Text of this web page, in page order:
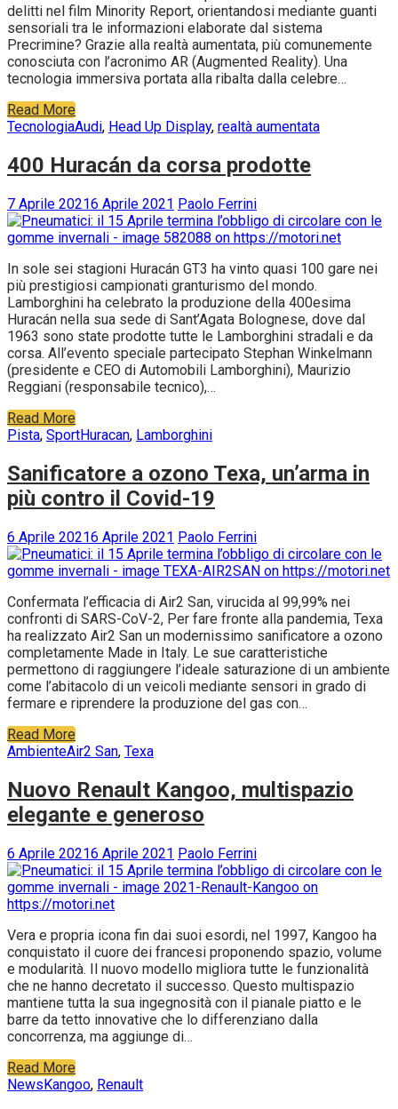
delitti nel film Minority Report, orientandosi mediante guanti
sensoriali tra le informazioni elaborate dal sistema
Precrimine? Grazie alla realtà aumentata, più comunemente
conosciuta con l’acronimo AR (Augmented Reality). Una
tecnologia immersiva portata alla ribalta dalla celebre…
Read More
TecnologiaAudi, Head Up Display, realtà aumentata
400 Huracán da corsa prodotte
7 Aprile 20216 Aprile 2021 Paolo Ferrini
In sole sei stagioni Huracán GT3 ha vinto quasi 100 gare nei
più prestigiosi campionati granturismo del mondo.
Lamborghini ha celebrato la produzione della 400esima
Huracán nella sua sede di Sant’Agata Bolognese, dove dal
1963 sono state prodotte tutte le Lamborghini stradali e da
corsa. All’evento speciale partecipato Stephan Winkelmann
(presidente e CEO di Automobili Lamborghini), Maurizio
Reggiani (responsabile tecnico),…
Read More
Pista, SportHuracan, Lamborghini
Sanificatore a ozono Texa, un’arma in
più contro il Covid-19
6 Aprile 20216 Aprile 2021 Paolo Ferrini
Confermata l’efficacia di Air2 San, virucida al 99,99% nei
confronti di SARS-CoV-2, Per fare fronte alla pandemia, Texa
ha realizzato Air2 San un modernissimo sanificatore a ozono
completamente Made in Italy. Le sue caratteristiche
permettono di raggiungere l’ideale saturazione di un ambiente
come l’abitacolo di un veicoli mediante sensori in grado di
fermare e riprendere la produzione del gas con…
Read More
AmbienteAir2 San, Texa
Nuovo Renault Kangoo, multispazio
elegante e generoso
6 Aprile 20216 Aprile 2021 Paolo Ferrini
Vera e propria icona fin dai suoi esordi, nel 1997, Kangoo ha
conquistato il cuore dei francesi proponendo spazio, volume
e modularità. Il nuovo modello migliora tutte le funzionalità
che ne hanno decretato il successo. Questo multispazio
mantiene tutta la sua ingegnosità con il pianale piatto e le
barre da tetto innovative che lo differenziano dalla
concorrenza, ma aggiunge di…
Read More
NewsKangoo, Renault